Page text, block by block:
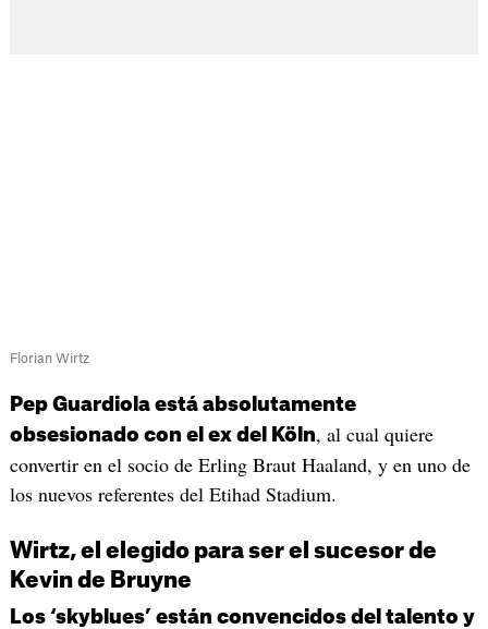
Florian Wirtz
Pep Guardiola está absolutamente
obsesionado con el ex del Köln, al cual quiere
convertir en el socio de Erling Braut Haaland, y en uno de
los nuevos referentes del Etihad Stadium.
Wirtz, el elegido para ser el sucesor de
Kevin de Bruyne
Los ‘skyblues’ están convencidos del talento y